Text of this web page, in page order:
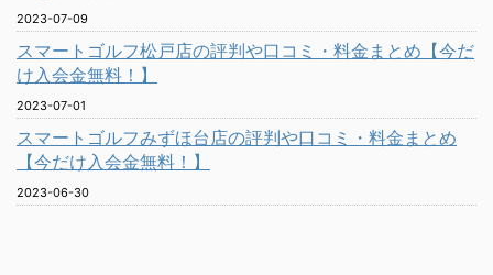
2023-07-09
スマートゴルフ松戸店の評判や口コミ・料金まとめ【今だ
け入会金無料！】
2023-07-01
スマートゴルフみずほ台店の評判や口コミ・料金まとめ
【今だけ入会金無料！】
2023-06-30